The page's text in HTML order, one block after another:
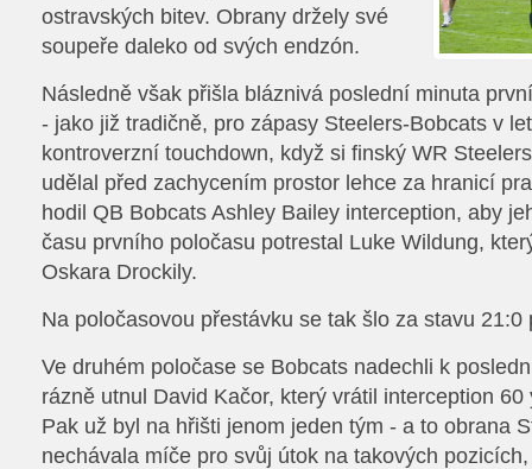
ostravských bitev. Obrany držely své
soupeře daleko od svých endzón.
Následně však přišla bláznivá poslední minuta
- jako již tradičně, pro zápasy Steelers-Bobcats v
kontroverzní touchdown, když si finský WR
udělal před zachycením prostor lehce za hranicí
hodil QB Bobcats Ashley Bailey interception, aby
času prvního poločasu potrestal Luke Wildung,
Oskara Drockily.
Na poločasovou přestávku se tak šlo za stavu 21:0
Ve druhém poločase se Bobcats nadechli k
rázně utnul David Kačor, který vrátil interception
Pak už byl na hřišti jenom jeden tým - a to obrana
nechávala míče pro svůj útok na takových